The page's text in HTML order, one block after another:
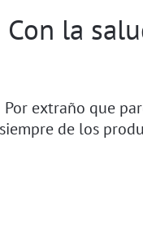
Con la
Por extraño que
siempre de los